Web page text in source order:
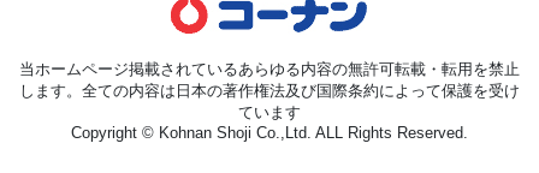
当ホームページ掲載されているあらゆる内容の無許可転載・転用を禁止
します。全ての内容は日本の著作権法及び国際条約によって保護を受け
ています
Copyright © Kohnan Shoji Co.,Ltd. ALL Rights Reserved.